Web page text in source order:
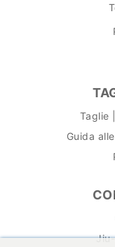
Taglie
Guida